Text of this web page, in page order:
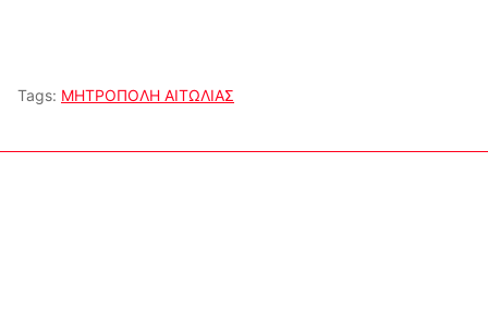
Tags: ΜΗΤΡΟΠΟΛΗ ΑΙΤΩΛΙΑΣ